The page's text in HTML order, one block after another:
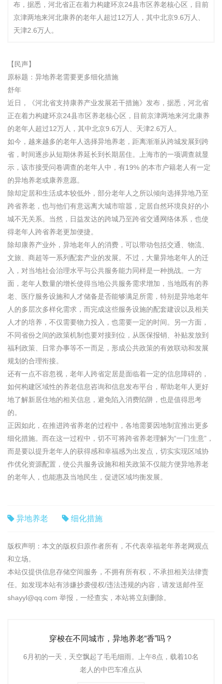
布，据悉，河北省正在着力构建环京24县市区养老核心区，目前
京津两地来河北康养的老年人超过12万人，其中北京9.6万人、
天津2.6万人。
【民声】
原标题：异地养老需要更多细化措施
舒年
近日，《河北省支持康养产业发展若干措施》发布，据悉，河北省
正在着力构建环京24县市区养老核心区，目前京津两地来河北康养
的老年人超过12万人，其中北京9.6万人、天津2.6万人。
如今，越来越多的老年人选择异地养老，距离渐渐从跨城发展到跨
省，时间逐步从短期休养延长到长期居住。上海市的一项调查就显
示，该市接受问卷调查的老年人中，有19% 的本市户籍老人有一定
的异地养老或康养意愿。
除却定居和生活成本较低外，部分老年人之所以倾向选择异地乃至
跨省养老，也与他们有意远离大城市喧嚣，定居自然环境良好的小
城不无关系。当然，日益发达的跨城乃至跨省交通网络体系，也使
得老年人跨省养老更加便捷。
除却康养产业外，异地老年人的消费，可以带动包括交通、物流、
文旅、商超等一系列配套产业的发展。不过，大量异地老年人的迁
入，对当地社会治理水平与公共服务能力同样是一种挑战。一方
面，老年人数量的增长使得当地公共服务需求增加，当地既有的养
老、医疗服务设施和人才储备是否能够满足所需，特别是异地老年
人的多层次多样化需求，而完成这些服务设施的配套建设以及相关
人才的培养，不仅需要物力投入，也需要一定的时间。另一方面，
不同省份之间的政策机制也要对接到位，从医保报销、补贴发放到
福利政策、日常办事等不一而足，形成公共政策的有效联动和发展
规划的合理衔接。
还有一点不容忽视，老年人跨省定居是面临着一定的信息障碍的，
如何构建区域性的养老信息咨询和信息发布平台，帮助老年人更好
地了解新居住地的相关信息，避免陷入消费陷阱，也是值得思考
的。
正因如此，在推进跨省养老的过程中，各地需要因地制宜推出更多
细化措施。而在这一过程中，切不可将跨省养老理解为“一门生意”，
而是要以提升老年人的获得感和幸福感为出发点，切实实现区域协
作优化资源配置，使公共服务设施和相关政策不仅能方便异地养老
的老年人，也能惠及当地民生，促进区域均衡发展。
异地养老 细化措施
版权声明：本文的版权归原作者所有，不代表幸福老年养老网观点
和立场。
本站仅提供信息存储空间服务，不拥有所有权，不承担相关法律责
任。如发现本站有涉嫌抄袭侵权/违法违规的内容，请发送邮件至
shayyl@qq.com 举报，一经查实，本站将立刻删除。
穿梭在不同城市，异地养老“香”吗？
6月初的一天，天空飘起了毛毛细雨。上午8点，载着10名
老人的中巴车准点从